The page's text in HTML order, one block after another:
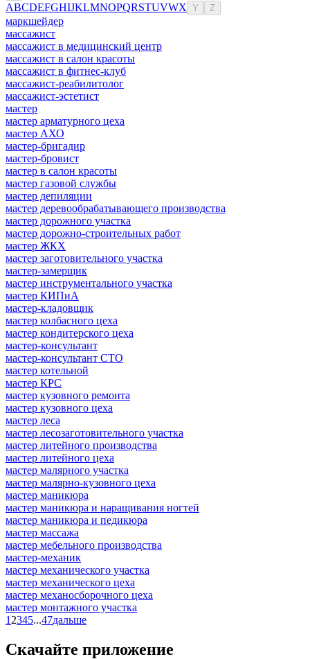
ABCDEFGHIJKLMNOPQRSTUVWX Y Z
маркшейдер
массажист
массажист в медицинский центр
массажист в салон красоты
массажист в фитнес-клуб
массажист-реабилитолог
массажист-эстетист
мастер
мастер арматурного цеха
мастер АХО
мастер-бригадир
мастер-бровист
мастер в салон красоты
мастер газовой службы
мастер депиляции
мастер деревообрабатывающего производства
мастер дорожного участка
мастер дорожно-строительных работ
мастер ЖКХ
мастер заготовительного участка
мастер-замерщик
мастер инструментального участка
мастер КИПиА
мастер-кладовщик
мастер колбасного цеха
мастер кондитерского цеха
мастер-консультант
мастер-консультант СТО
мастер котельной
мастер КРС
мастер кузовного ремонта
мастер кузовного цеха
мастер леса
мастер лесозаготовительного участка
мастер литейного производства
мастер литейного цеха
мастер малярного участка
мастер малярно-кузовного цеха
мастер маникюра
мастер маникюра и наращивания ногтей
мастер маникюра и педикюра
мастер массажа
мастер мебельного производства
мастер-механик
мастер механического участка
мастер механического цеха
мастер механосборочного цеха
мастер монтажного участка
1 2345...47дальше
Скачайте приложение